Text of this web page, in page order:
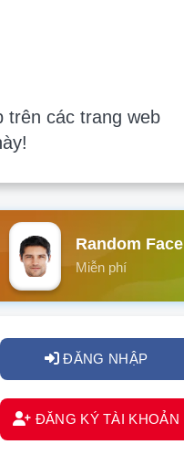
trên các trang web
Random Face
Miễn phí
ĐĂNG NHẬP
ĐĂNG KÝ TÀI KHOẢN